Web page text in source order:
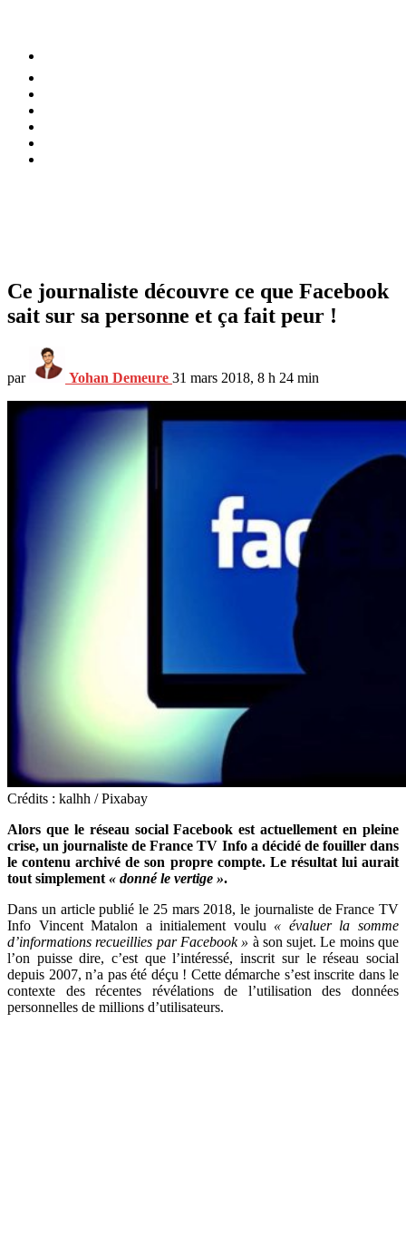
Ce journaliste découvre ce que Facebook
sait sur sa personne et ça fait peur !
par Yohan Demeure 31 mars 2018, 8 h 24 min
Crédits : kalhh / Pixabay
Alors que le réseau social Facebook est actuellement en pleine
crise, un journaliste de France TV Info a décidé de fouiller dans
le contenu archivé de son propre compte. Le résultat lui aurait
tout simplement « donné le vertige ».
Dans un article publié le 25 mars 2018, le journaliste de France TV
Info Vincent Matalon a initialement voulu « évaluer la somme
d’informations recueillies par Facebook » à son sujet. Le moins que
l’on puisse dire, c’est que l’intéressé, inscrit sur le réseau social
depuis 2007, n’a pas été déçu ! Cette démarche s’est inscrite dans le
contexte des récentes révélations de l’utilisation des données
personnelles de millions d’utilisateurs.